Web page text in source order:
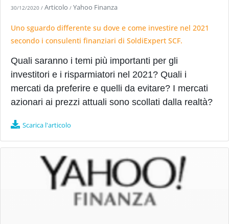
30/12/2020 / Articolo / Yahoo Finanza
Uno sguardo differente su dove e come investire nel 2021
secondo i consulenti finanziari di SoldiExpert SCF.
Quali saranno i temi più importanti per gli
investitori e i risparmiatori nel 2021? Quali i
mercati da preferire e quelli da evitare? I mercati
azionari ai prezzi attuali sono scollati dalla realtà?
Scarica l'articolo